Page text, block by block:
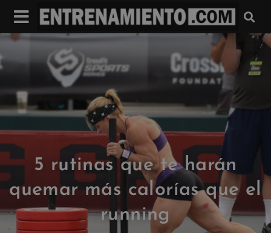
5 rutinas que te harán
quemar más calorías que el
running